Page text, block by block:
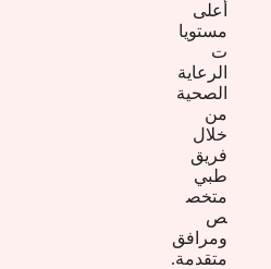
أعلى
مستويا
ت
الرعاية
الصحية
من
خلال
فريق
طبي
متخص
ص
ومرافق
متقدمة.